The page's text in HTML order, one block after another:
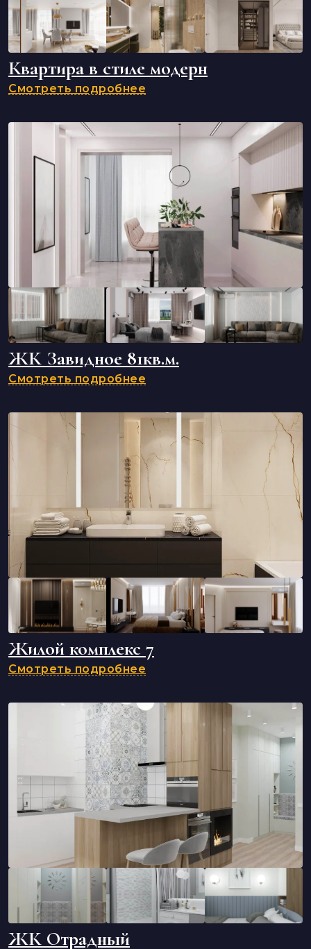
Квартира в стиле модерн
Смотреть подробнее
ЖК Завидное 81кв.м.
Смотреть подробнее
Жилой комплекс 7
Смотреть подробнее
ЖК Отрадный